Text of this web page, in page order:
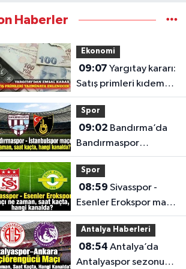
Haberler
Ekonomi
09:07 Yargıtay kararı:
Satış primleri kıdem
tazminatına
eklenecek
Spor
09:02
Bandırmaspor
İstanbulspor maçı saat
kaçta, hangi kanalda?
Spor
08:59 Sivasspor -
Esenler Erokspor maçı
ne zaman, saat kaçta
ve hangi kanalda?
Antalya Haberleri
08:54 Antalya’da
Antalyaspor sezonu